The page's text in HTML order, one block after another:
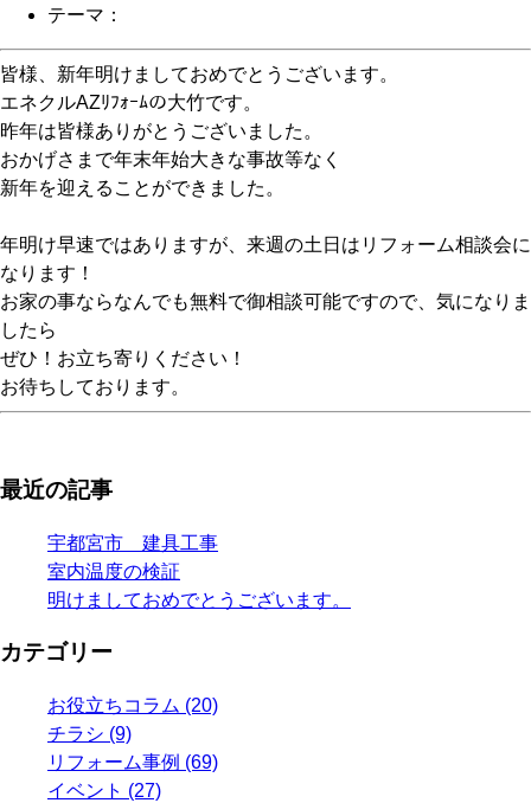
テーマ：
皆様、新年明けましておめでとうございます。
エネクルAZﾘﾌｫｰﾑの大竹です。
昨年は皆様ありがとうございました。
おかげさまで年末年始大きな事故等なく
新年を迎えることができました。
年明け早速ではありますが、来週の土日はリフォーム相談会に
なります！
お家の事ならなんでも無料で御相談可能ですので、気になりま
したら
ぜひ！お立ち寄りください！
お待ちしております。
最近の記事
宇都宮市 建具工事
室内温度の検証
明けましておめでとうございます。
カテゴリー
お役立ちコラム (20)
チラシ (9)
リフォーム事例 (69)
イベント (27)